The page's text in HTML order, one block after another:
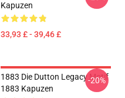
Kapuzen
33,93 £ - 39,46 £
1883 Die Dutton Legacy Motif
1883 Kapuzen
-20%